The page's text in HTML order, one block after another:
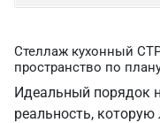
Стеллаж кухонный
пространство по
Идеальный порядок
реальность,